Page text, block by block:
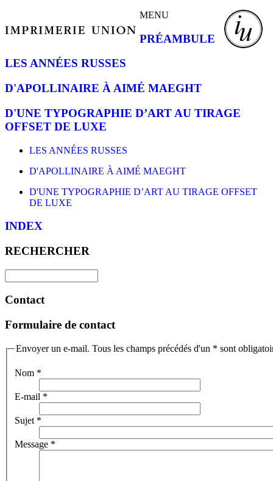
MENU
PRÉAMBULE
LES ANNÉES RUSSES
D'APOLLINAIRE À AIMÉ MAEGHT
D'UNE TYPOGRAPHIE D’ART AU TIRAGE
OFFSET DE LUXE
LES ANNÉES RUSSES
D'APOLLINAIRE À AIMÉ MAEGHT
D'UNE TYPOGRAPHIE D’ART AU TIRAGE OFFSET
DE LUXE
INDEX
RECHERCHER
Contact
Formulaire de contact
Envoyer un e-mail. Tous les champs précédés d'un * sont
Nom *
E-mail *
Sujet *
Message *